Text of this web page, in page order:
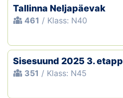
Tallinna Neljapäevak
461 / Klass: N40
Sisesuund 2025 3. etapp
351 / Klass: N45